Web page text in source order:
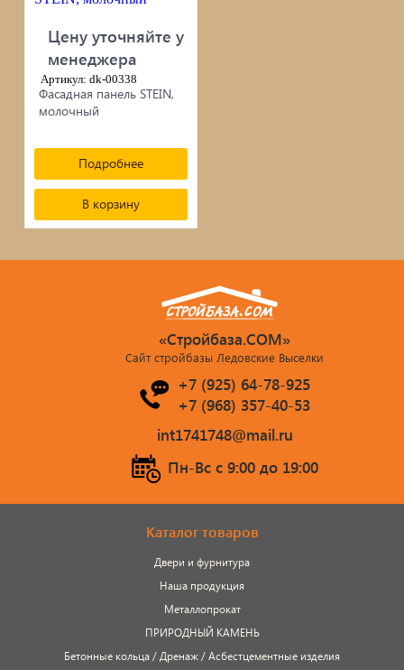
Элементы ковки
Лакокрасочные материалы
Ручной инструмент
Метизы
Пропитки для дерева
Печи для бани, отопления,
сопутствующие товары
Брусчатка/Тротуарная плитка
Купели и бассейны из полипропилена
Облицовочная плитка
Цену уточняйте у
менеджера
Артикул: dk-00338
Фасадная панель STEIN,
молочный
Подробнее
В корзину
«Стройбаза.COM»
Сайт стройбазы Ледовские Выселки
+7 (925) 64-78-925
+7 (968) 357-40-53
int1741748@mail.ru
Пн-Вс c 9:00 до 19:00
Каталог товаров
Двери и фурнитура
Наша продукция
Металлопрокат
ПРИРОДНЫЙ КАМЕНЬ
Бетонные кольца / Дренаж / Асбестцементные изделия